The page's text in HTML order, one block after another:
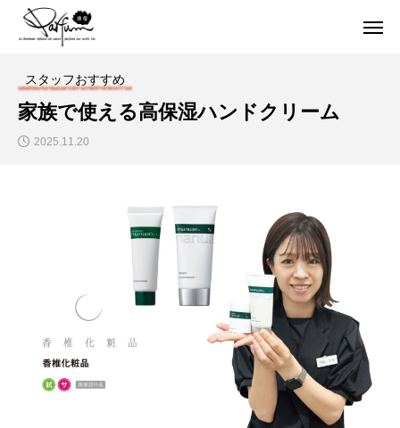
スタッフおすすめ
家族で使える高保湿ハンドクリーム
2025.11.20